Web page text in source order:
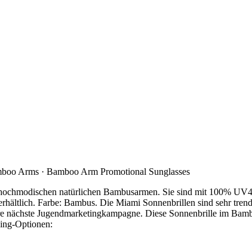
Arms · Bamboo Arm Promotional Sunglasses
natürlichen Bambusarmen. Sie sind mit 100%
Farbe: Bambus. Die Miami Sonnenbrillen sind sehr
Jugendmarketingkampagne. Diese Sonnenbrille im
Optionen: